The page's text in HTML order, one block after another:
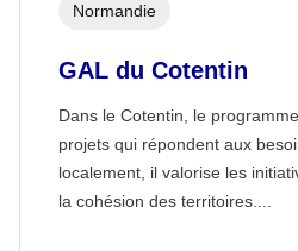
GAL du Cotentin
Dans le Cotentin, le
projets qui répondent aux
localement, il valorise les
la cohésion des territoires....
Normandie